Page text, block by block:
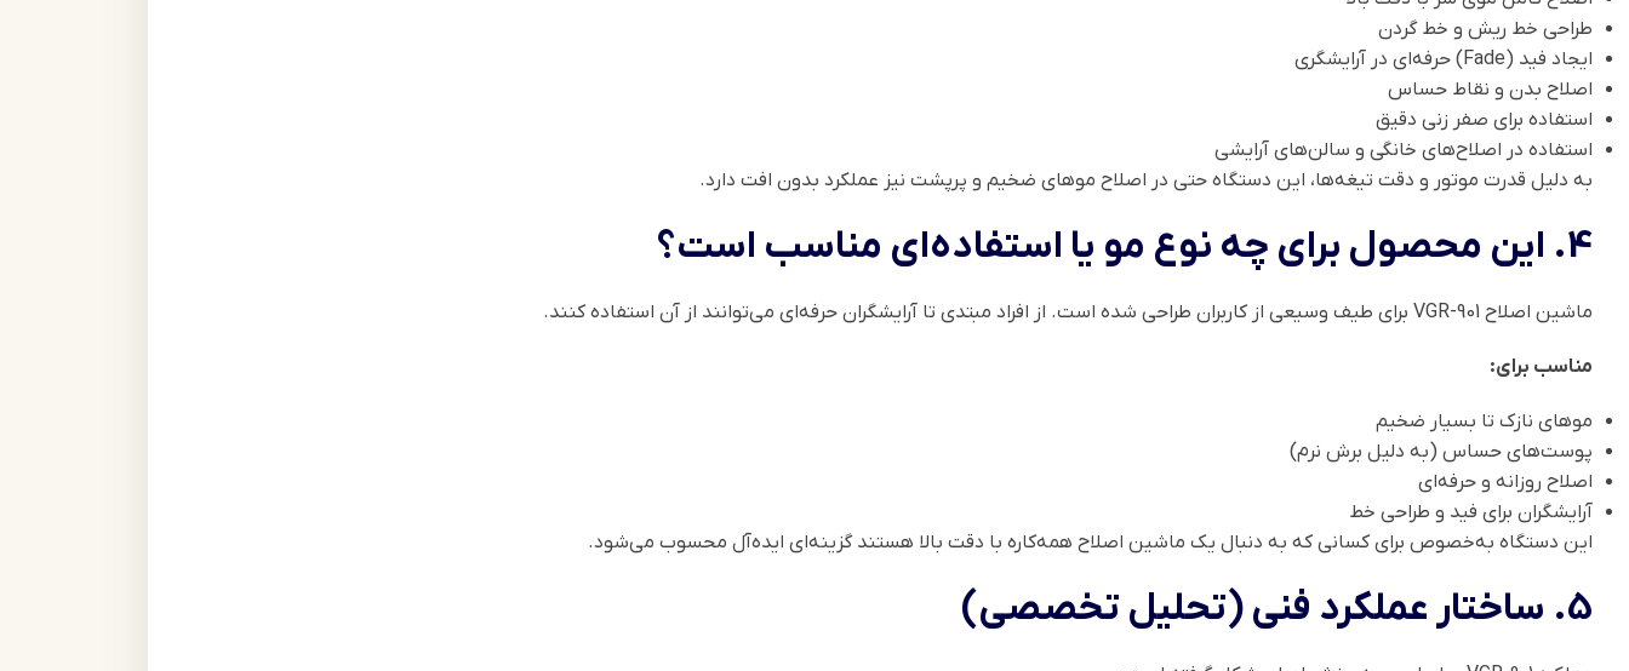
طراحی خط ریش و خط گردن
ایجاد فید (Fade) حرفه‌ای در آرایشگری
اصلاح بدن و نقاط حساس
استفاده برای صفر زنی دقیق
استفاده در اصلاح‌های خانگی و سالن‌های آرایشی
به دلیل قدرت موتور و دقت تیغه‌ها، این دستگاه حتی در اصلاح موهای ضخیم و پرپشت نیز عملکرد بدون افت دارد.
4. این محصول برای چه نوع مو یا استفاده‌ای مناسب است؟
ماشین اصلاح VGR-901 برای طیف وسیعی از کاربران طراحی شده است. از افراد مبتدی تا آرایشگران حرفه‌ای می‌توانند از آن استفاده کنند.
مناسب برای:
موهای نازک تا بسیار ضخیم
پوست‌های حساس (به دلیل برش نرم)
اصلاح روزانه و حرفه‌ای
آرایشگران برای فید و طراحی خط
این دستگاه به‌خصوص برای کسانی که به دنبال یک ماشین اصلاح همه‌کاره با دقت بالا هستند گزینه‌ای ایده‌آل محسوب می‌شود.
5. ساختار عملکرد فنی (تحلیل تخصصی)